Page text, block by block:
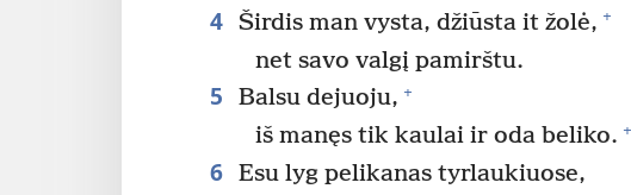
4 Širdis man vysta, džiūsta it žolė, +
net savo valgį pamirštu.
5 Balsu dejuoju, +
iš manęs tik kaulai ir oda beliko. +
6 Esu lyg pelikanas tyrlaukiuose,